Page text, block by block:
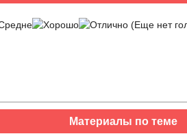
(Еще нет
Материалы по теме